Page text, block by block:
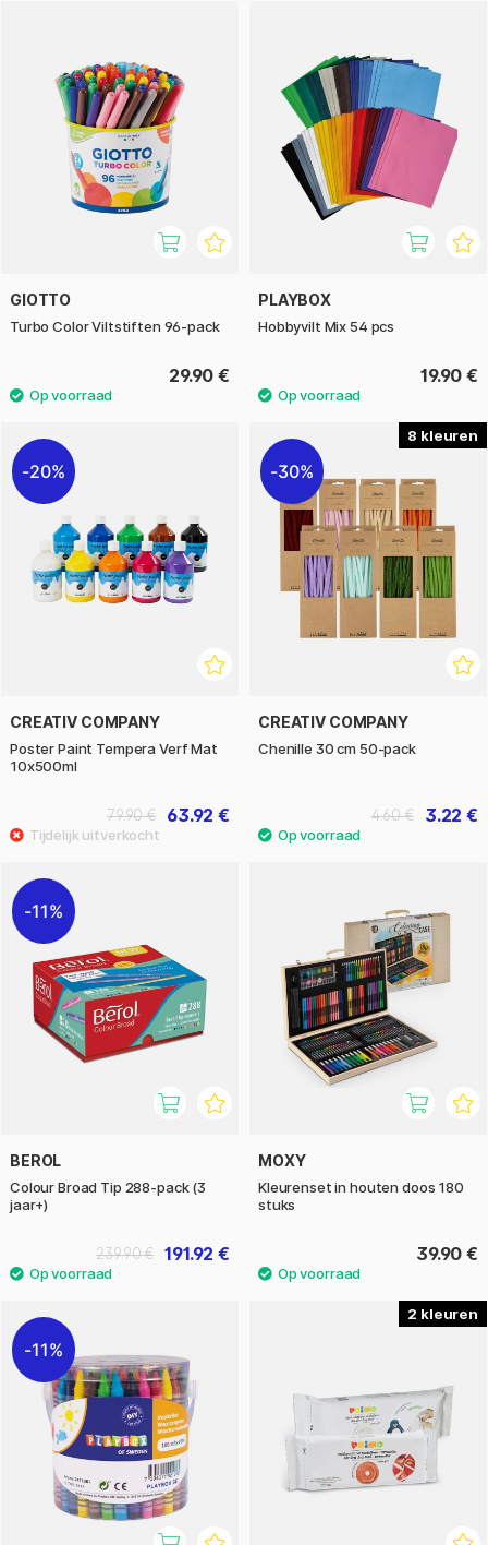
GIOTTO
Turbo Color Viltstiften 96-pack
29.90 €
PLAYBOX
Hobbyvilt Mix 54 pcs
19.90 €
20%
CREATIV COMPANY
Poster Paint Tempera Verf Mat
10x500ml
63.92 €
79.90 €
8
30%
CREATIV COMPANY
Chenille 30 cm 50-pack
3.22 €
4.60 €
11%
BEROL
Colour Broad Tip 288-pack (3
jaar+)
191.92 €
239.90 €
MOXY
Kleurenset in houten doos 180
stuks
39.90 €
11%
2